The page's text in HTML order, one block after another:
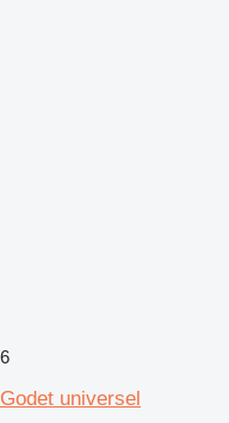
6
Godet universel